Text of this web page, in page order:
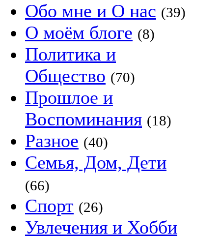
Обо мне и О нас (39)
О моём блоге (8)
Политика и
Общество (70)
Прошлое и
Воспоминания (18)
Разное (40)
Семья, Дом, Дети
(66)
Спорт (26)
Увлечения и Хобби